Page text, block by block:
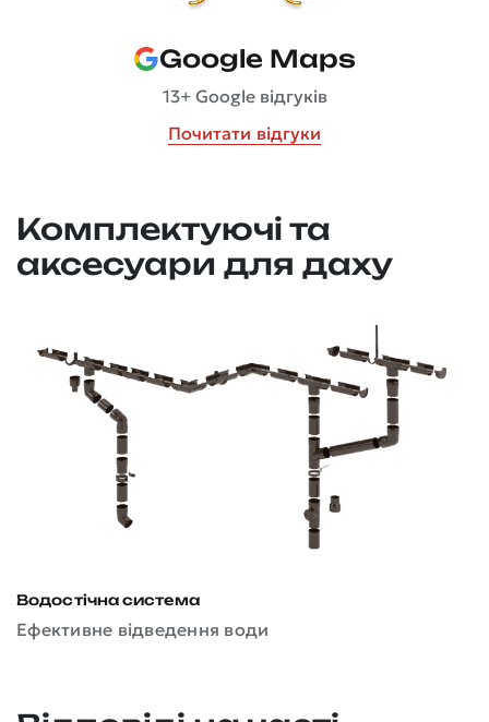
Google Maps
13+ Google відгуків
Почитати відгуки
Комплектуючі та
аксесуари для даху
Водостічна система
Ефективне відведення води